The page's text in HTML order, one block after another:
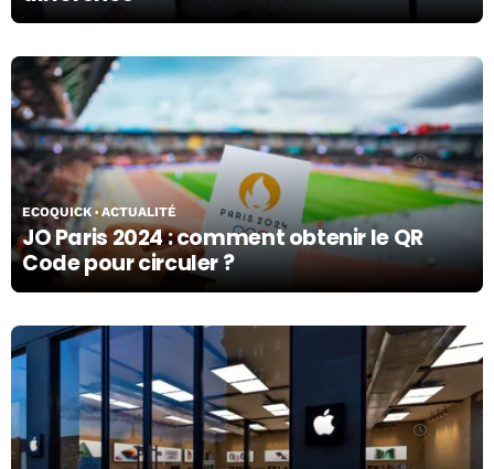
JO Paris 2024 : comment obtenir le QR
Code pour circuler ?
ECOQUICK ACTUALITÉ
13/05/24
13/05/24